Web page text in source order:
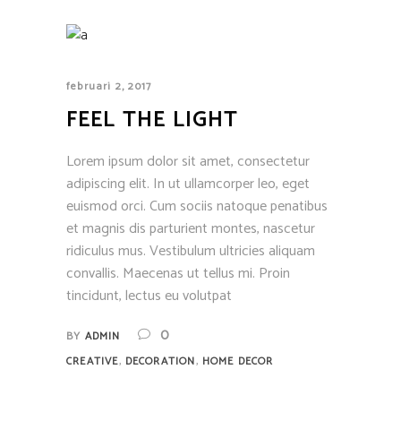
februari 2, 2017
FEEL THE LIGHT
Lorem ipsum dolor sit amet, consectetur
adipiscing elit. In ut ullamcorper leo, eget
euismod orci. Cum sociis natoque penatibus
et magnis dis parturient montes, nascetur
ridiculus mus. Vestibulum ultricies aliquam
convallis. Maecenas ut tellus mi. Proin
tincidunt, lectus eu volutpat
BY ADMIN 0
CREATIVE, DECORATION, HOME DECOR